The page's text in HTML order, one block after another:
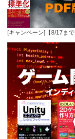
[キャンペーン]【8/17ま